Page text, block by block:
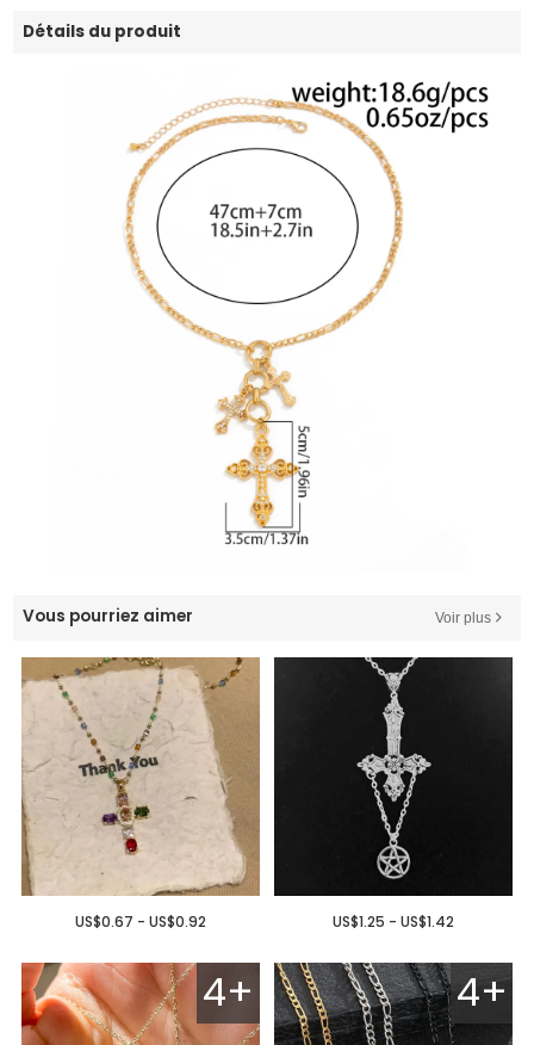
Détails du produit
Vous pourriez aimer Voir plus
US$0.67 - US$0.92 US$1.25 - US$1.42
4+ 4+